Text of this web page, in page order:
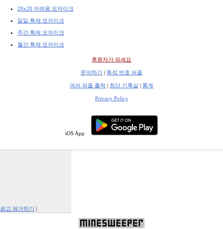
20x20 어려움 모자이크
일일 특제 모자이크
주간 특제 모자이크
월간 특제 모자이크
후원자가 되세요
문의하기 | 특정 번호 퍼즐
여러 퍼즐 출력 | 최단 기록실 | 통계
Privacy Policy
iOS App
광고 제거하기 |